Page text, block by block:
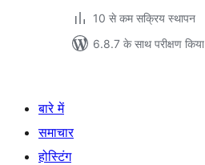
10 से कम सक्रिय स्थापन
6.8.7 के साथ परीक्षण किया
बारे में
समाचार
होस्टिंग